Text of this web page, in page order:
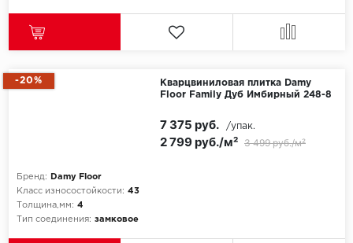
-20%
Кварцвиниловая плитка Damy
Floor Family Дуб Имбирный 248-8
Бренд:
Damy Floor
Класс износостойкости: 43
Толщина,мм: 4
Тип соединения: замковое
2 799 руб./м² 3 499 руб./м²
7 375 руб. /упак.